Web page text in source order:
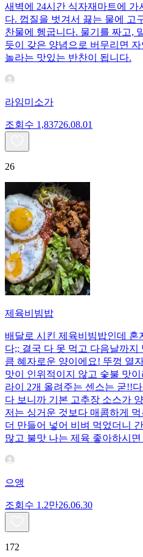
새벽에 24시간 식자재마트에 가
다. 껍질을 벗겨서 끓는 물에 고
찬물에 헹굽니다. 물기를 짜고,
듯이 갖은 양념으로 버무리면
놀라는 맛있는 반찬이 됩니다.
라임미소가
조회수 1,83726.08.01
26
제육비빔밥
배달로 시킨 제육비빔밥인데 혼
다;; 결국 다 못 먹고 다음날까
큼 혜자로운 양이에요! 뚜껑 열
맛이 인위적이지 않고 숯불 맛
라이 2개 올려주는 센스는 굳!!
다 보니까 기본 고추장 소스가
저는 싱거운 것보다 매콤하게
더 만들어 넣어 비벼 먹었더니
많고 불맛 나는 제육 좋아하시
으앵
조회수 1.2만26.06.30
172